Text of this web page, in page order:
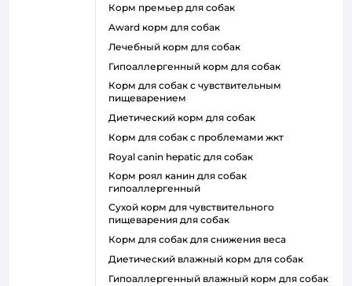
корм премьер для собак
award корм для собак
лечебный корм для собак
гипоаллергенный корм для собак
корм для собак с чувствительным
пищеварением
диетический корм для собак
корм для собак с проблемами жкт
royal canin hepatic для собак
корм роял канин для собак
гипоаллергенный
сухой корм для чувствительного
пищеварения для собак
корм для собак для снижения веса
диетический влажный корм для собак
гипоаллергенный влажный корм для собак